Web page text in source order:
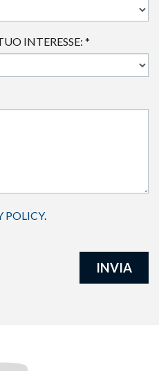
INTERESSE: *
POLICY.
INVIA